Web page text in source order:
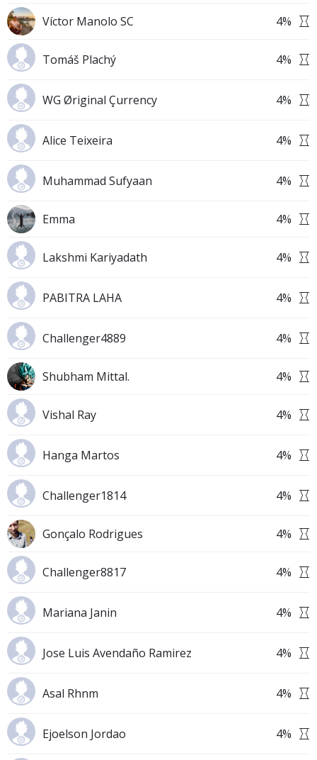
Víctor Manolo SC 4%
Tomáš Plachý 4%
WG Øriginal Çurrency 4%
Alice Teixeira 4%
Muhammad Sufyaan 4%
Emma 4%
Lakshmi Kariyadath 4%
PABITRA LAHA 4%
Challenger4889 4%
Shubham Mittal. 4%
Vishal Ray 4%
Hanga Martos 4%
Challenger1814 4%
Gonçalo Rodrigues 4%
Challenger8817 4%
Mariana Janin 4%
Jose Luis Avendaño Ramirez 4%
Asal Rhnm 4%
Ejoelson Jordao 4%